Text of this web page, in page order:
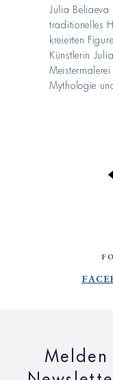
Julia
traditionelles
kreierten
Künstlerin
Mythologie
Melden